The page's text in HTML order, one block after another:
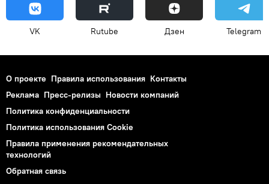
VK Rutube Дзен Telegram
О проекте Правила использования Контакты
Реклама Пресс-релизы Новости компаний
Политика конфиденциальности
Политика использования Cookie
Правила применения рекомендательных
технологий
Обратная связь